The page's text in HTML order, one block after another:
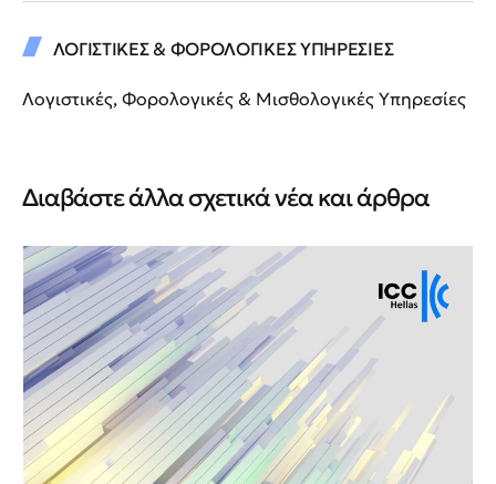
ΛΟΓΙΣΤΙΚΕΣ & ΦΟΡΟΛΟΓΙΚΕΣ ΥΠΗΡΕΣΙΕΣ
Λογιστικές, Φορολογικές & Μισθολογικές Υπηρεσίες
Διαβάστε άλλα σχετικά νέα και άρθρα